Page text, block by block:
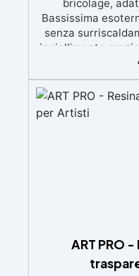
bricolage,
Bassissima
senza
ingiallimento
meccanica. Bassa
d'aria e ottenere
BPA/VOC free
ART PRO